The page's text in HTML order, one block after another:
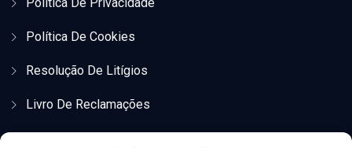
Política De Cookies
Resolução De Litígios
Livro De Reclamações